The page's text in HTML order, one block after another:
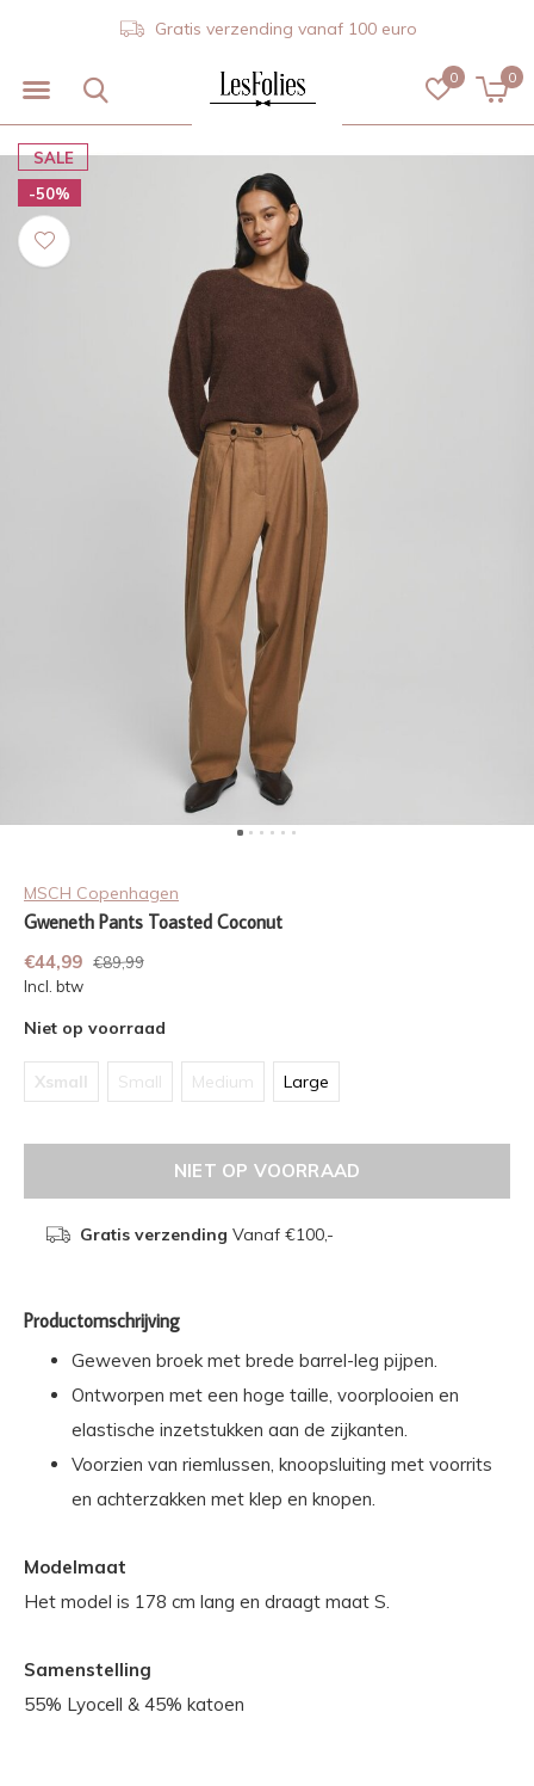
0 0
Gratis verzending vanaf 100 euro
SALE
-50%
MSCH Copenhagen
Gweneth Pants Toasted Coconut
€44,99 €89,99
Incl. btw
Niet op voorraad
Xsmall Small Medium Large
NIET OP VOORRAAD
Gratis verzending Vanaf €100,-
Productomschrijving
Geweven broek met brede barrel-leg pijpen.
Ontworpen met een hoge taille, voorplooien en
elastische inzetstukken aan de zijkanten.
Voorzien van riemlussen, knoopsluiting met voorrits
en achterzakken met klep en knopen.
Modelmaat
Het model is 178 cm lang en draagt maat S.
Samenstelling
55% Lyocell & 45% katoen